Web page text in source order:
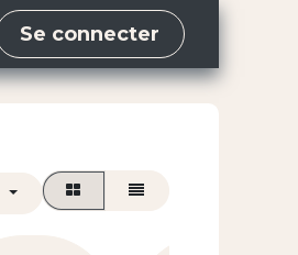
Se connecter